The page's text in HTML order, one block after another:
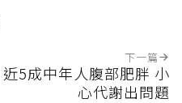
下一篇
近5成中年人腹部肥胖 小
心代謝出問題